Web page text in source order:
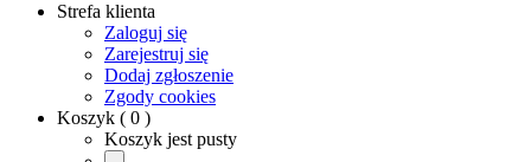
Strefa klienta
Zaloguj się
Zarejestruj się
Dodaj zgłoszenie
Zgody cookies
Koszyk ( 0 )
Koszyk jest pusty